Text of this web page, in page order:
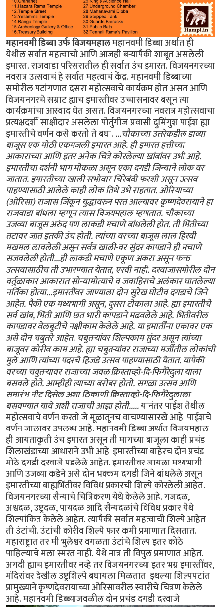
महानवमी डिब्बा उर्फ विजयमहालमहानवमी डिब्बा अर्थात ही
येथील सर्वात महत्वाची आणि आजही बर्‍यापैकी शाबूत असलेली
इमारत. राजवाडा परिसरातील ही सर्वात उंच इमारत. विजयनगरच्या
नवरात्र उत्सवाचं हे सर्वात महत्वाचं केंद्र. महानवमी डिब्बाच्या
समोरील पटांगणात दसरा महोत्सवाचे कार्यक्रम होत असत आणि
विजयनगरचे सम्राट ह्याच इमारतीवर उच्चासनावर बसून त्या
कार्यक्रमांचा आस्वाद घेत असत. विजयनगरच्या नवरात्र महोत्सवाचा
प्रत्यक्षदर्शी साक्षीदार असलेला पोर्तुगीज प्रवासी दुमिंगुश पाईश ह्या
इमारतीचे वर्णन कसे करतो ते बघा....चौकाच्या उत्तरेकडील डाव्या
बाजूस एक मोठी एकमजली इमारत आहे. ही इमारत हत्तीच्या
आकाराच्या आणि इतर अनेक चित्रे कोरलेल्या खांबांवर उभी आहे.
इमारतीचा दर्शनी भाग मोकळा असून एका दगडी जिन्याने लोक वर
जातात. इमारतीच्या खाली सभोवार चिरेबंदी फरशी असून उत्सव
पाहण्यासाठी आलेले काही लोक तिथे उभे राहतात. ओरियाच्या
(ओरिसा) राजास जिंकून युद्धावरुन परत आल्यावर कृष्णदेवरायाने हा
राजवाडा बांधला म्हणून त्यास विजयमहाल म्हणतात. चौकाच्या
उजव्या बाजूस अरुंद पण लाकडी मचाणे बांधलेली होत. ती भिंतीच्या
तटावर जात इतकी उंच होती. त्यांच्या वरच्या बाजूस लाल हिरवी
मखमल लावलेली असून सर्वत्र खाली-वर सुंदर कापडाने ही मचाणे
सजवलेली होती...ही लाकडी मचाणे एकूण अकरा असून फक्त
उत्सवासाठीच ती उभारण्यात येतात, एरवी नाही. दरवाजासमोरील दोन
वर्तुळाकार आकारात सोन्यामोत्याचे व जवाहिराचे अलंकार घातलेल्या
नर्तिका होत्या...इमारतींवर जाण्याला दोन सुरेख घोटीव दगडाचे जिने
आहेत. पैकी एक मध्यभागी असून, दुसरा टोकाला आहे. ह्या इमारतीचे
सर्व खांब, भिंती आणि छत भारी कापडाने मढवलेले आहे. भिंतीवरील
कापडावर वेलबुटीचे नक्षीकाम केलेले आहे. या इमार्तींना एकावर एक
असे दोन चबुतरे आहेत. चबुतर्‍यांवर शिल्पकाम सुंदर असून त्यांच्या
बाजूवर कोरीव काम आहे. ह्या चबुतर्‍यांवर राजाच्या मर्जीतील लोकांची
मुले आणि त्यांच्या पदरचे हिजडे उत्सव पाहण्यासाठी येतात. यापैकी
वरच्या चबुतर्‍यावर राजाच्या जवळ क्रिस्ताव्हो-दि-फिगैरेदुला याला
बसवले होते. आम्हीही त्याच्या बरोबर होतो. सगळा उत्सव आणि
समारंभ नीट दिसेल अशा ठिकाणी क्रिस्ताव्हो-दि-फिगैरेदुलाला
बसवण्यात यावे अशी राजाची आज्ञा होती.....यानंतर पाईश तेथील
महोत्सवाचे वर्णन करतो जे मूळातूनच वाचण्यासारखे आहे. पाईशचे
वर्णन जालावर उपलब्ध आहे. महानवमी डिब्बा अर्थात विजयमहाल
ही आयताकृती उंच इमारत असून ती मागच्या बाजूला काही प्रचंड
शिलाखंडाच्या आधाराने उभी आहे. इमारतीच्या बाहेरच दोन प्रचंड
मोठे दगडी दरवाजे पडलेले आहेत. इमारतीवर जायला मध्यभागी
आणि उजव्या कडेने असे दोन भक्कम दगडी जिने बांधलेले असून
इमारतीच्या बाह्यभिंतीवर विविध प्रकारची शिल्पे कोरलेली आहेत.
विजयनगरच्या सैन्याचे चित्रिकरण येथे केलेले आहे. गजदळ,
अश्वदळ, उष्ट्रदळ, पायदळ आदि सैन्यदळांचे विविध प्रकार येथे
शिल्पांकित केलेले आहेत. त्यापैकी सर्वात महत्वाची शिल्पे आहेत
ती उंटांची. उंटांची कोरीव शिल्पे फार कमी प्रमाणात दिसतात.
महाराष्ट्रात तर मी भुलेश्वर वगळता उंटांचे शिल्प इतर कोठे
पाहिल्याचे मला स्मरत नाही. येथे मात्र ती विपुल प्रमाणात आहेत.
अगदी ह्याच इमारतीवर नव्हे तर विजयनगरच्या इतर भग्न इमारतींवर,
मंदिरांवर देखील उष्ट्रशिल्पे बघायला मिळतात. इथल्या शिल्पपटांत
प्रामुख्याने कृष्णदेवरायाच्या ओरिसावरील स्वारीचे चित्रण केलेले
आहे. महानवमी डिब्ब्याजवळील दोन प्रचंड दगडी दरवाजे